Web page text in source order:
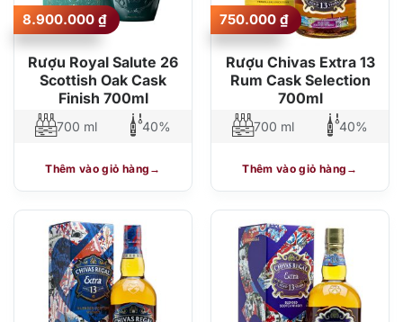
Rượu Royal Salute 26
Scottish Oak Cask
Finish 700ml
8.900.000 ₫
700 ml 40%
Thêm vào giỏ hàng
Rượu Chivas Extra 13
Rum Cask Selection
700ml
750.000 ₫
700 ml 40%
Thêm vào giỏ hàng